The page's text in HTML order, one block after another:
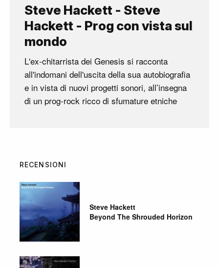
Steve Hackett - Steve
Hackett - Prog con vista sul
mondo
L'ex-chitarrista dei Genesis si racconta
all'indomani dell'uscita della sua autobiografia
e in vista di nuovi progetti sonori, all’insegna
di un prog-rock ricco di sfumature etniche
RECENSIONI
Steve Hackett
Beyond The Shrouded Horizon